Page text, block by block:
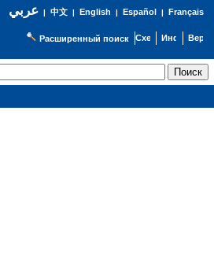
عربي| 中文| English | Español | Français
Расширенный поиск